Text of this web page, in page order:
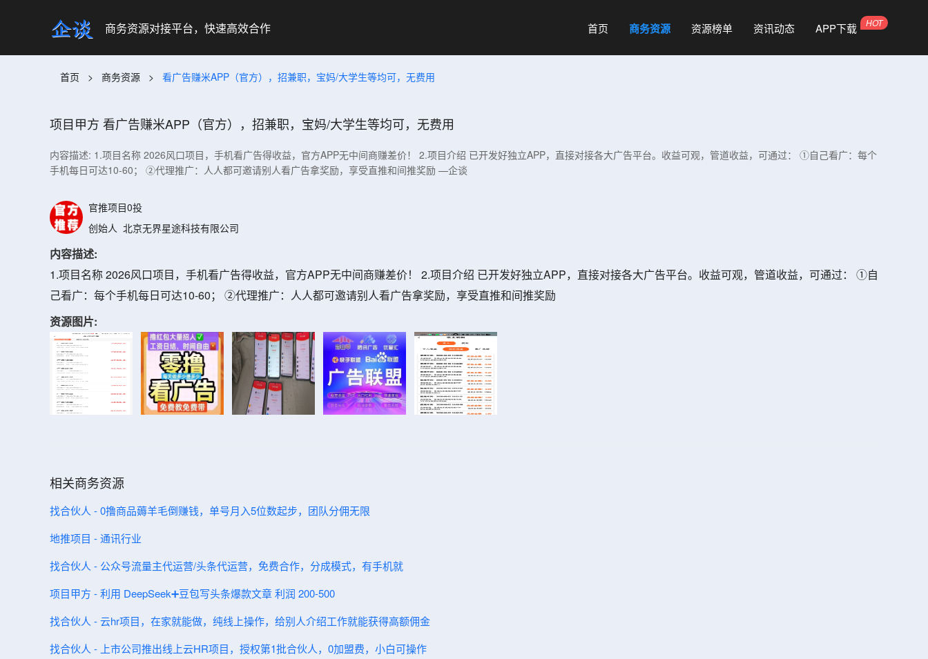
商务资源对接平台，快速高效合作 首页 商务资源 资源榜单 资讯动态 APP下载
首页 > 商务资源 > 看广告赚米APP（官方），招兼职，宝妈/大学生等均可，无费用
项目甲方 看广告赚米APP（官方），招兼职，宝妈/大学生等均可，无费用
内容描述: 1.项目名称 2026风口项目，手机看广告得收益，官方APP无中间商赚差价！ 2.项目介绍 已开发好独立APP，直接对接各大广告平台。收益可观，管道收益，可通过： ①自己看广：每个
手机每日可达10-60； ②代理推广：人人都可邀请别人看广告拿奖励，享受直推和间推奖励 —企谈
官推项目0投
创始人 北京无界星途科技有限公司
内容描述:
1.项目名称 2026风口项目，手机看广告得收益，官方APP无中间商赚差价！ 2.项目介绍 已开发好独立APP，直接对接各大广告平台。收益可观，管道收益，可通过： ①自
己看广：每个手机每日可达10-60； ②代理推广：人人都可邀请别人看广告拿奖励，享受直推和间推奖励
资源图片:
相关商务资源
找合伙人 - 0撸商品薅羊毛倒赚钱，单号月入5位数起步，团队分佣无限
地推项目 - 通讯行业
找合伙人 - 公众号流量主代运营/头条代运营，免费合作，分成模式，有手机就
项目甲方 - 利用 DeepSeek➕豆包写头条爆款文章 利润 200-500
找合伙人 - 云hr项目，在家就能做，纯线上操作，给别人介绍工作就能获得高额佣金
找合伙人 - 上市公司推出线上云HR项目，授权第1批合伙人，0加盟费，小白可操作